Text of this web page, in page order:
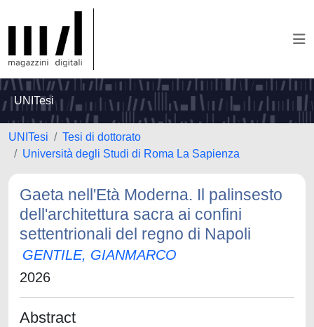
UNITesi
UNITesi
Tesi di dottorato
Università degli Studi di Roma La Sapienza
Gaeta nell'Età Moderna. Il palinsesto
dell'architettura sacra ai confini
settentrionali del regno di Napoli
GENTILE, GIANMARCO
2026
Abstract